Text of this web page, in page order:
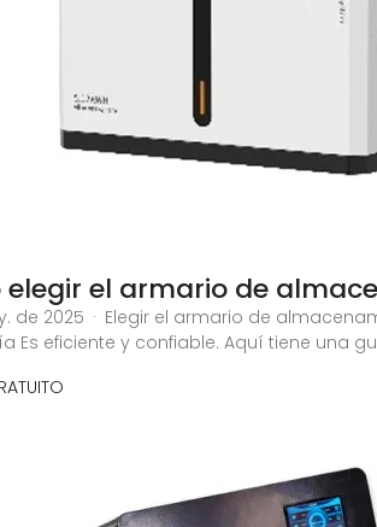
elegir el armario de
de 2025 · Elegir el armario de
Es eficiente y confiable. Aquí tiene una